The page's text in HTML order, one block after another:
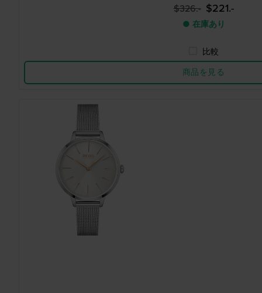
$326.- $221.-
● 在庫あり
比較
商品を見る